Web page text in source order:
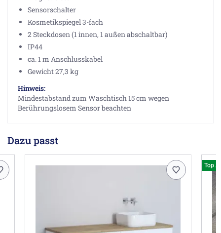
Sensorschalter
Kosmetikspiegel 3-fach
2 Steckdosen (1 innen, 1 außen abschaltbar)
IP44
ca. 1 m Anschlusskabel
Gewicht 27,3 kg
Hinweis:
Mindestabstand zum Waschtisch 15 cm wegen
Berührungslosem Sensor beachten
Dazu passt
Top